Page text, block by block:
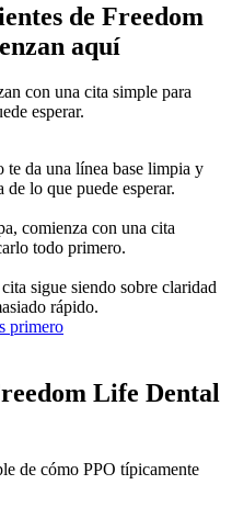
de Freedom
aquí
con una cita simple para
esperar.
te da una línea base limpia y
lo que puede esperar.
comienza con una cita
todo primero.
sigue siendo sobre claridad
rápido.
primero
Life Dental
de cómo PPO típicamente